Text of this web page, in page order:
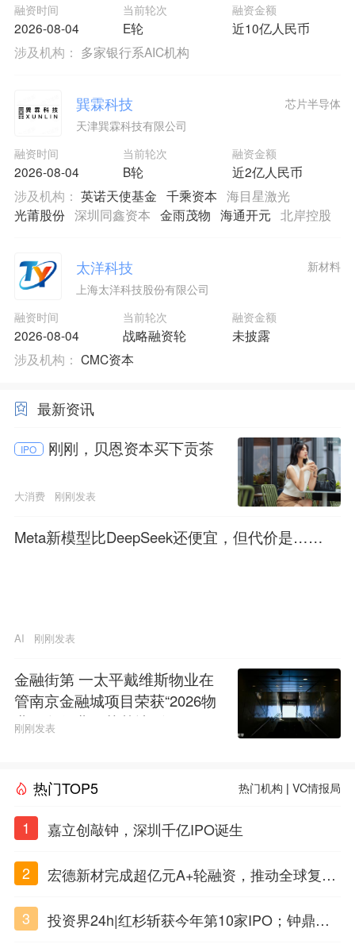
融资时间
2026-08-04
当前轮次
E轮
融资金额
近10亿人民币
涉及机构： 多家银行系AIC机构
巽霖科技
天津巽霖科技有限公司
融资时间
2026-08-04
当前轮次
B轮
融资金额
近2亿人民币
芯片半导体
涉及机构： 英诺天使基金 千乘资本 海目星激光
光莆股份 深圳同鑫资本 金雨茂物 海通开元 北岸控股
太洋科技
上海太洋科技股份有限公司
融资时间
2026-08-04
当前轮次
战略融资轮
融资金额
未披露
新材料
涉及机构： CMC资本
最新资讯
IPO 刚刚，贝恩资本买下贡茶
大消费 刚刚发表
Meta新模型比DeepSeek还便宜，但代价是……
AI 刚刚发表
金融街第 一太平戴维斯物业在
管南京金融城项目荣获“2026物
业服务行业示范基地”称号
刚刚发表
热门TOP5 热门机构 |VC情报局
1 嘉立创敲钟，深圳千亿IPO诞生
2
宏德新材完成超亿元A+轮融资，推动全球复合
3
投资界24h|红杉斩获今年第10家IPO；钟鼎投